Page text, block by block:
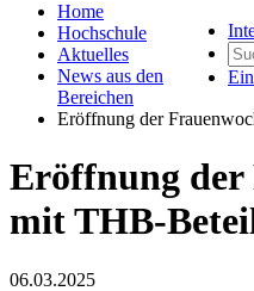
Home
Hochschule
Aktuelles
News aus den
Bereichen
Eröffnung der
Eröffnung der
mit THB-
06.03.2025